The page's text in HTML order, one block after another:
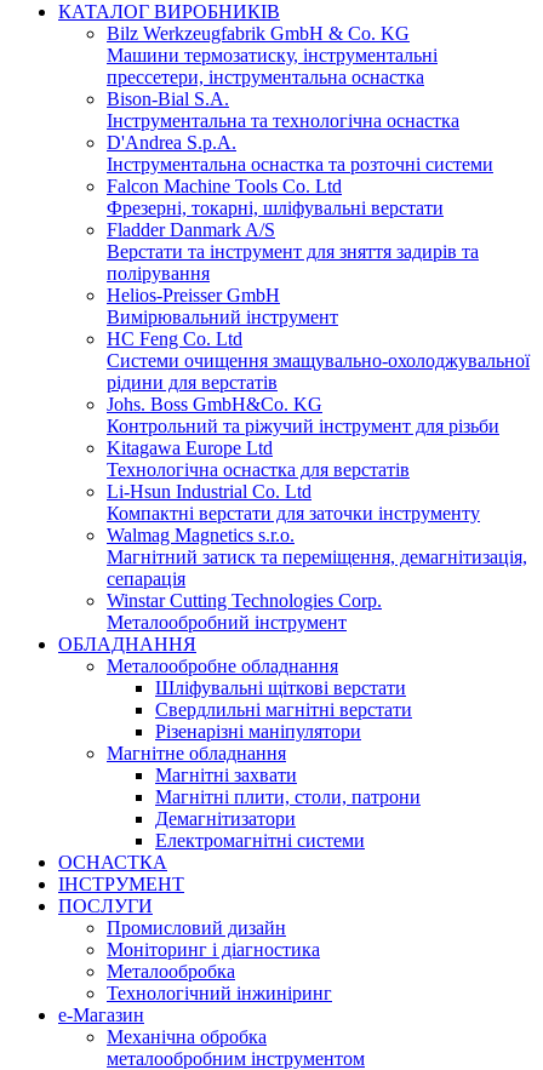
КАТАЛОГ ВИРОБНИКІВ
Bilz Werkzeugfabrik GmbH & Co. KG
Машини термозатиску, інструментальні
прессетери, інструментальна оснастка
Bison-Bial S.A.
Інструментальна та технологічна оснастка
D'Andrea S.p.A.
Інструментальна оснастка та розточні системи
Falcon Machine Tools Co. Ltd
Фрезерні, токарні, шліфувальні верстати
Fladder Danmark A/S
Верстати та інструмент для зняття задирів та
полірування
Helios-Preisser GmbH
Вимірювальний інструмент
HC Feng Co. Ltd
Системи очищення змащувально-охолоджувальної
рідини для верстатів
Johs. Boss GmbH&Co. KG
Контрольний та ріжучий інструмент для різьби
Kitagawa Europe Ltd
Технологічна оснастка для верстатів
Li-Hsun Industrial Co. Ltd
Компактні верстати для заточки інструменту
Walmag Magnetics s.r.o.
Магнітний затиск та переміщення, демагнітизація,
сепарація
Winstar Cutting Technologies Corp.
Металообробний інструмент
ОБЛАДНАННЯ
Металообробне обладнання
Шліфувальні щіткові верстати
Свердлильні магнітні верстати
Різенарізні маніпулятори
Магнітне обладнання
Магнітні захвати
Магнітні плити, столи, патрони
Демагнітизатори
Електромагнітні системи
ОСНАСТКА
ІНСТРУМЕНТ
ПОСЛУГИ
Промисловий дизайн
Моніторинг і діагностика
Металообробка
Технологічний інжиніринг
е-Магазин
Механічна обробка
металообробним інструментом